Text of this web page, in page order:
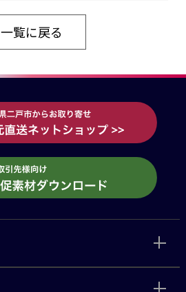
一覧に戻る